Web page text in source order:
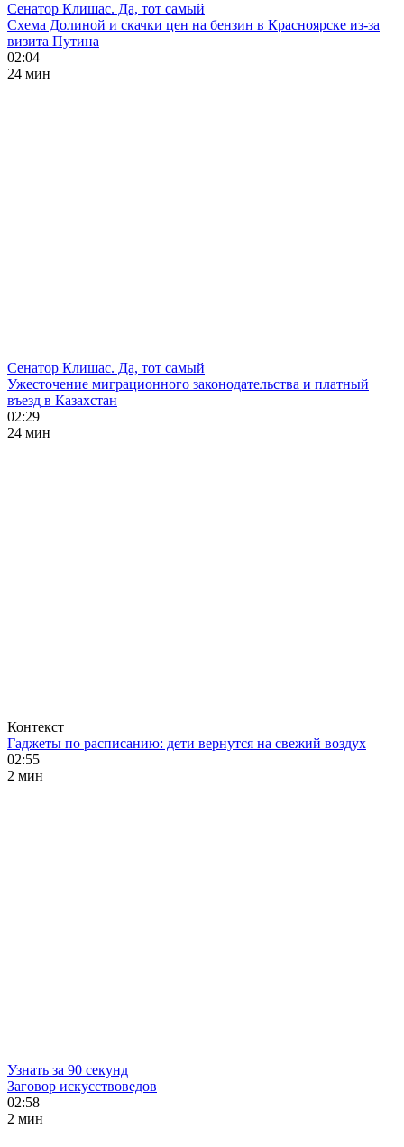
Сенатор Клишас. Да, тот самый
Схема Долиной и скачки цен на бензин в Красноярске из-за
визита Путина
02:04
24 мин
Сенатор Клишас. Да, тот самый
Ужесточение миграционного законодательства и платный
въезд в Казахстан
02:29
24 мин
Контекст
Гаджеты по расписанию: дети вернутся на свежий воздух
02:55
2 мин
Узнать за 90 секунд
Заговор искусствоведов
02:58
2 мин